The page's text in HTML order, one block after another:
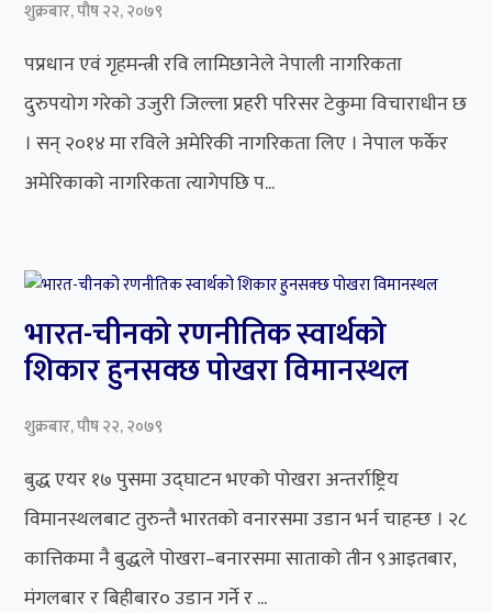
शुक्रबार, पौष २२, २०७९
पप्रधान एवं गृहमन्त्री रवि लामिछानेले नेपाली नागरिकता
दुरुपयोग गरेको उजुरी जिल्ला प्रहरी परिसर टेकुमा विचाराधीन छ
। सन् २०१४ मा रविले अमेरिकी नागरिकता लिए । नेपाल फर्केर
अमेरिकाको नागरिकता त्यागेपछि प...
भारत-चीनको रणनीतिक स्वार्थको
शिकार हुनसक्छ पोखरा विमानस्थल
शुक्रबार, पौष २२, २०७९
बुद्ध एयर १७ पुसमा उद्घाटन भएको पोखरा अन्तर्राष्ट्रिय
विमानस्थलबाट तुरुन्तै भारतको वनारसमा उडान भर्न चाहन्छ । २८
कात्तिकमा नै बुद्धले पोखरा–बनारसमा साताको तीन ९आइतबार,
मंगलबार र बिहीबार० उडान गर्ने र ...